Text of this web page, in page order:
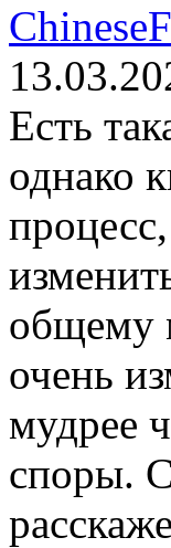
Есть
однако
общему
очень
мудрее
споры.